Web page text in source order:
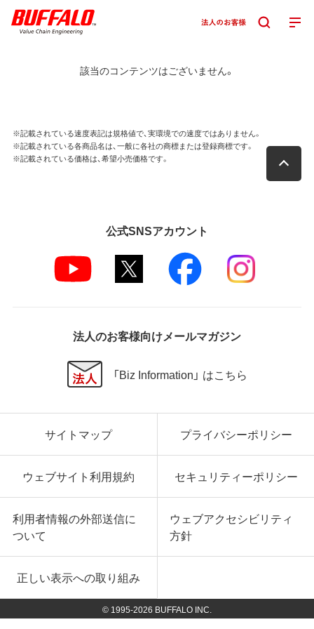
該当のコンテンツはございません。
※記載されている速度表記は規格値で、実環境での速度ではありません。
※記載されている各商品名は、一般に各社の商標または登録商標です。
※記載されている価格は、希望小売価格です。
公式SNSアカウント
法人のお客様向けメールマガジン
「Biz Information」 はこちら
サイトマップ プライバシーポリシー
ウェブサイト利用規約 セキュリティーポリシー
利用者情報の外部送信に
ついて
ウェブアクセシビリティ
方針
正しい表示への取り組み
© 1995-2026 BUFFALO INC.